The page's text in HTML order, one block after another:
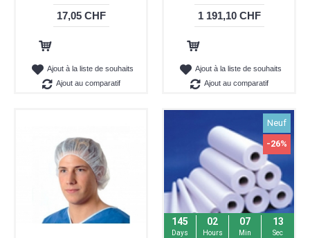
17,05 CHF
Ajout à la liste de souhaits
Ajout au comparatif
1 191,10 CHF
Ajout à la liste de souhaits
Ajout au comparatif
Neuf
-26%
145
Days
02
Hours
07
Min
13
Sec